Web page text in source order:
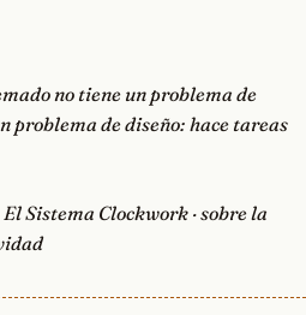
no tiene un problema de
problema de diseño: hace tareas
El Sistema Clockwork · sobre la